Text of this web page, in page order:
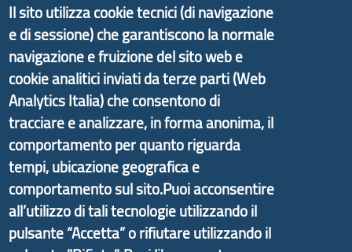
Il progetto Aree Interne
Il portale di marketing territoriale e sviluppo locale
di Genova Città Metropolitana si è sviluppato a
partire dal progetto nazionale Aree Interne
promosso dal Dipartimento per lo Sviluppo
Economico e finalizzato al rilancio socio-economico
delle valli dell’entroterra. In particolare fornisce
informazioni ed aggiornamenti sullaStrategia
Il sito utilizza cookie tecnici (di navigazione
e di sessione) che garantiscono la normale
navigazione e fruizione del sito web e
cookie analitici inviati da terze parti (Web
Analytics Italia) che consentono di
tracciare e analizzare, in forma anonima, il
comportamento per quanto riguarda
tempi, ubicazione geografica e
comportamento sul sito.Puoi acconsentire
all’utilizzo di tali tecnologie utilizzando il
pulsante “Accetta” o rifiutare utilizzando il